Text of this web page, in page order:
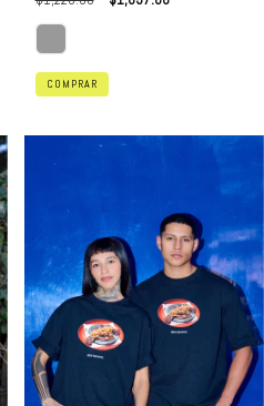
COMPRAR